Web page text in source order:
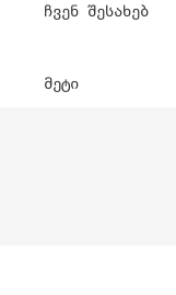
ჩვენ შესახებ
მეტი